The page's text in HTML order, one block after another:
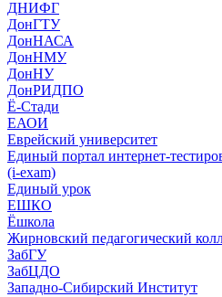
ДНИФГ
ДонГТУ
ДонНАСА
ДонНМУ
ДонНУ
ДонРИДПО
Ё-Стади
ЕАОИ
Еврейский университет
Единый портал интернет-
(i-exam)
Единый урок
ЕШКО
Ёшкола
Жирновский педагогический
ЗабГУ
ЗабЦДО
Западно-Сибирский Институт